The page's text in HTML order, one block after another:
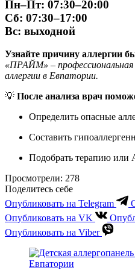
Пн–Пт: 07:30–20:00
Сб: 07:30–17:00
Вс: выходной
Узнайте причину аллергии
«ПРАЙМ» – профессиональная
аллергии в Евпатории.
💡 После анализа врач
Определить опасные
Составить
Подобрать терапию
Просмотрели: 278
Поделитесь себе
Опубликовать на Telegram
Опубликовать на VK
Опубликовать на Viber